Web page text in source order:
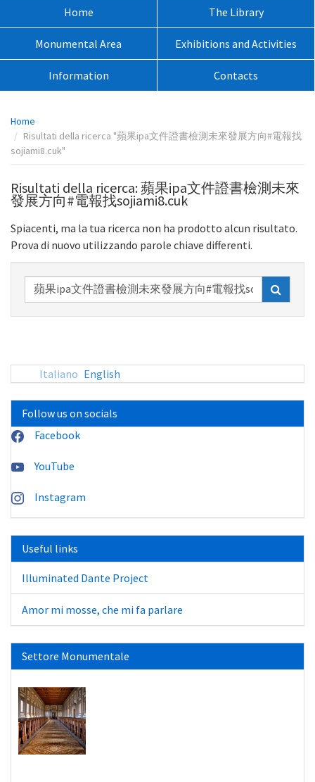
Home The Library
Monumental Area Exhibitions and Activities
Information Contacts
Percorso
pagina:
Home
Risultati della ricerca "蘋果ipa文件證書檢測未來發展方向#電報找
sojiami8.cuk"
Risultati della ricerca: 蘋果ipa文件證書檢測未來
發展方向#電報找sojiami8.cuk
Spiacenti, ma la tua ricerca non ha prodotto alcun risultato.
Prova di nuovo utilizzando parole chiave differenti.
Ricerca
nel
sito:
Italiano English
Follow us on socials
Facebook
YouTube
Instagram
Useful links
Illuminated Dante Project
Amor mi mosse, che mi fa parlare
Settore Monumentale